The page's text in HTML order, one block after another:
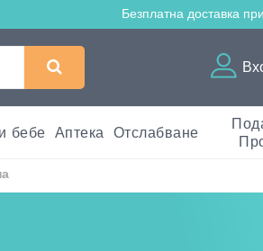
Безплатна доставка
бебе Аптека Отслабване